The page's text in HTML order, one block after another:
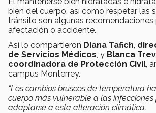
bien del cuerpo, así como respetar las
tránsito son algunas recomendaciones
afectación o accidente.
Así lo compartieron Diana Tafich
de Servicios Médicos , y Blanca
coordinadora de Protección Civil ,
campus Monterrey.
“Los cambios bruscos de temperatura
cuerpo más vulnerable a las infecciones
adaptarse a esta alteración climática.